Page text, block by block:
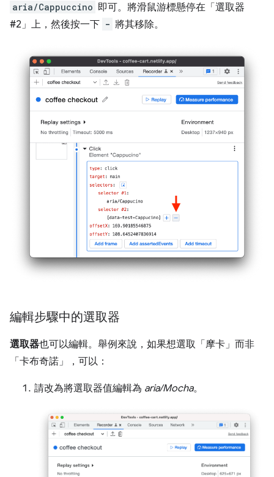
aria/Cappuccino 即可。將滑鼠游標懸停在「選取器
#2」 上，然後按一下 - 將其移除。
編輯步驟中的選取器
選取器也可以編輯。舉例來說，如果想選取「摩卡」 而非
「卡布奇諾」
，可以：
請改為將選取器值編輯為 aria/Mocha。